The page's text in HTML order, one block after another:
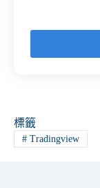
標籤
#Tradingview